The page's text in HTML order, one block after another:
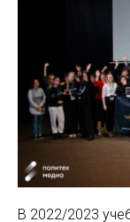
В 2022/2023